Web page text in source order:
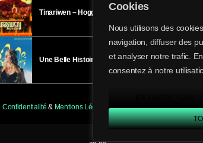
Cookies
Nous utilisons des
navigation, diffuser des
et analyser notre trafic.
consentez à notre
Tinariwen – Hoggar
Une Belle Histoire – Héloïse Bay
Confidentialité & Mentions Légales.